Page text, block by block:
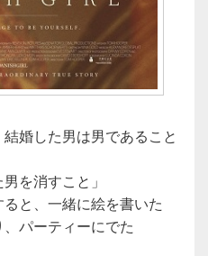
婚した男は男であること
を消すこと」
と、一緒に絵を書いた
パーティーにでた